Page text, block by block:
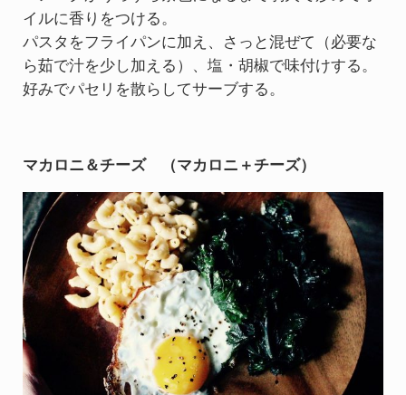
イルに香りをつける。
パスタをフライパンに加え、さっと混ぜて（必要な
ら茹で汁を少し加える）、塩・胡椒で味付けする。
好みでパセリを散らしてサーブする。
マカロニ＆チーズ （マカロニ＋チーズ）